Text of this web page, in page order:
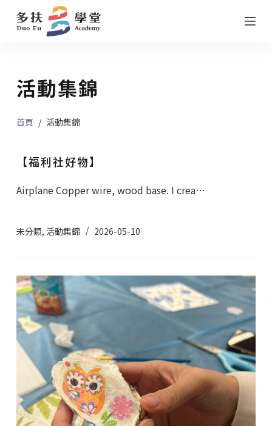
跳
至
內
容
活動集錦
首頁 / 活動集錦
【福利社好物】
Airplane Copper wire, wood base. I crea…
未分類, 活動集錦 2026-05-10